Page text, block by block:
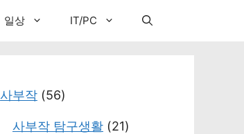
일상 IT/PC
사부작 (56)
사부작 탐구생활 (21)